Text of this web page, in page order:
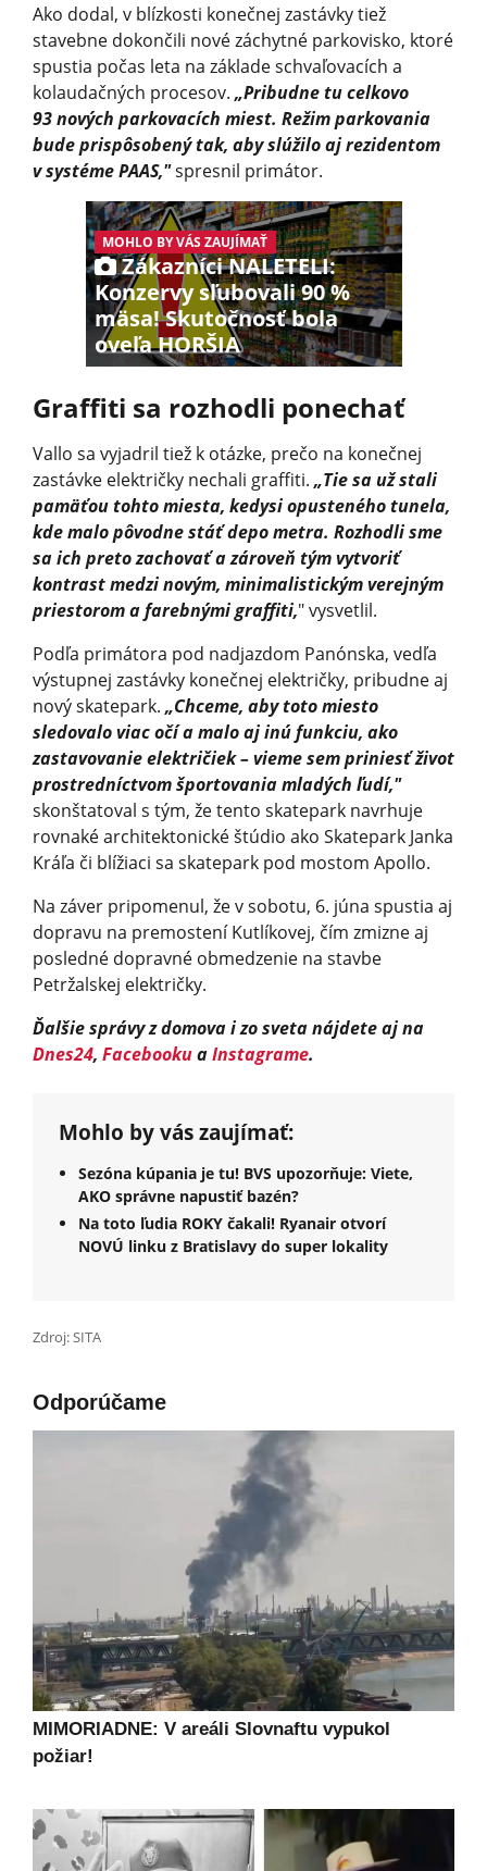
Ako dodal, v blízkosti konečnej zastávky tiež
stavebne dokončili nové záchytné parkovisko, ktoré
spustia počas leta na základe schvaľovacích a
kolaudačných procesov. „Pribudne tu celkovo
93 nových parkovacích miest. Režim parkovania
bude prispôsobený tak, aby slúžilo aj rezidentom
v systéme PAAS,"spresnil primátor.
MOHLO BY VÁS ZAUJÍMAŤ
Zákazníci NALETELI:
Konzervy sľubovali 90 %
mäsa! Skutočnosť bola
oveľa HORŠIA
Graffiti sa rozhodli ponechať
Vallo sa vyjadril tiež k otázke, prečo na konečnej
zastávke električky nechali graffiti. „Tie sa už stali
pamäťou tohto miesta, kedysi opusteného tunela,
kde malo pôvodne stáť depo metra. Rozhodli sme
sa ich preto zachovať a zároveň tým vytvoriť
kontrast medzi novým, minimalistickým verejným
priestorom a farebnými graffiti," vysvetlil.
Podľa primátora pod nadjazdom Panónska, vedľa
výstupnej zastávky konečnej električky, pribudne aj
nový skatepark. „Chceme, aby toto miesto
sledovalo viac očí a malo aj inú funkciu, ako
zastavovanie električiek – vieme sem priniesť život
prostredníctvom športovania mladých ľudí,"
skonštatoval s tým, že tento skatepark navrhuje
rovnaké architektonické štúdio ako Skatepark Janka
Kráľa či blížiaci sa skatepark pod mostom Apollo.
Na záver pripomenul, že v sobotu, 6. júna spustia aj
dopravu na premostení Kutlíkovej, čím zmizne aj
posledné dopravné obmedzenie na stavbe
Petržalskej električky.
Ďalšie správy z domova i zo sveta nájdete aj na
Dnes24, FacebookuaInstagrame.
Mohlo by vás zaujímať:
Sezóna kúpania je tu! BVS upozorňuje: Viete,
AKO správne napustiť bazén?
Na toto ľudia ROKY čakali! Ryanair otvorí
NOVÚ linku z Bratislavy do super lokality
Zdroj: SITA
Odporúčame
MIMORIADNE: V areáli Slovnaftu vypukol
požiar!